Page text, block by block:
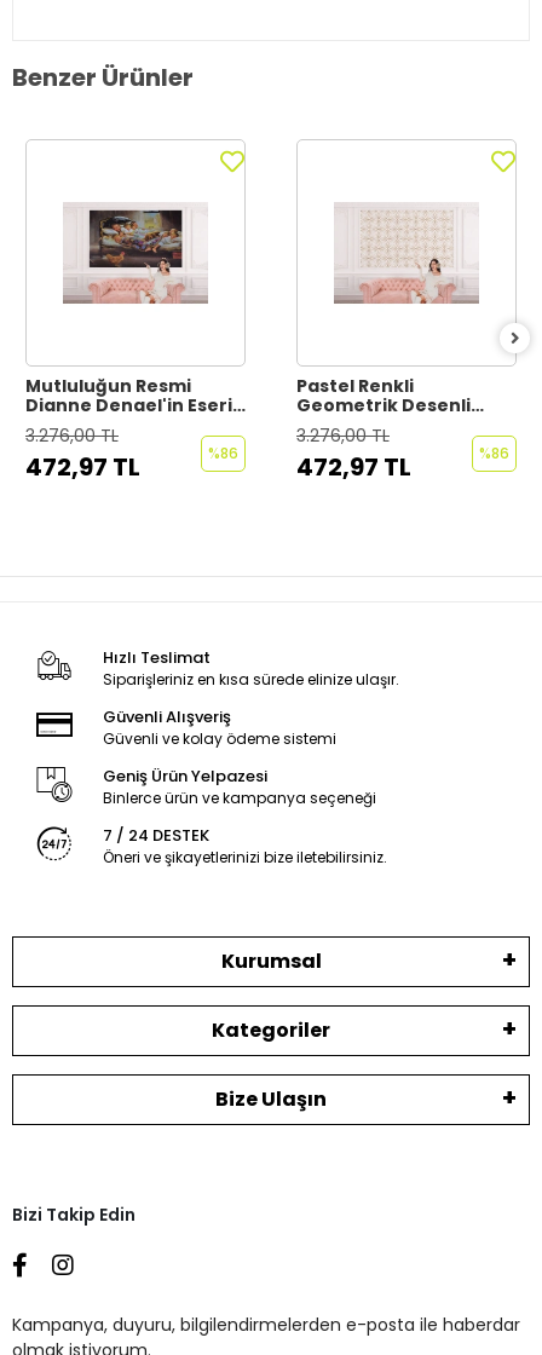
Benzer Ürünler
Mutluluğun Resmi
Dianne Dengel'in Eseri
Duvar Kağıdı - Posteri-
6661
3.276,00 TL
472,97 TL %86
Pastel Renkli
Geometrik Desenli
Duvar Kağıdı-5792
3.276,00 TL
472,97 TL %86
Hızlı Teslimat
Siparişleriniz en kısa sürede elinize ulaşır.
Güvenli Alışveriş
Güvenli ve kolay ödeme sistemi
Geniş Ürün Yelpazesi
Binlerce ürün ve kampanya seçeneği
7 / 24 DESTEK
Öneri ve şikayetlerinizi bize iletebilirsiniz.
Kurumsal
Kategoriler
Bize Ulaşın
Bizi Takip Edin
Kampanya, duyuru, bilgilendirmelerden e-posta ile haberdar